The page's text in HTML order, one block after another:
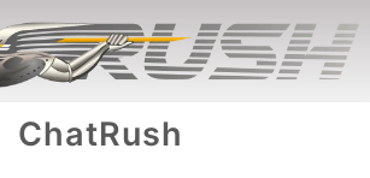
ChatRush